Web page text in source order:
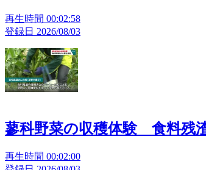
再生時間 00:02:58
登録日 2026/08/03
蓼科野菜の収穫体験 食料残
再生時間 00:02:00